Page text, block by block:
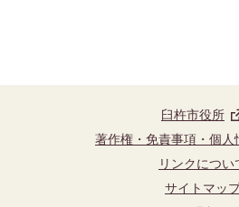
臼杵市役所
著作権・免責事項・個人
リンクについ
サイトマッ